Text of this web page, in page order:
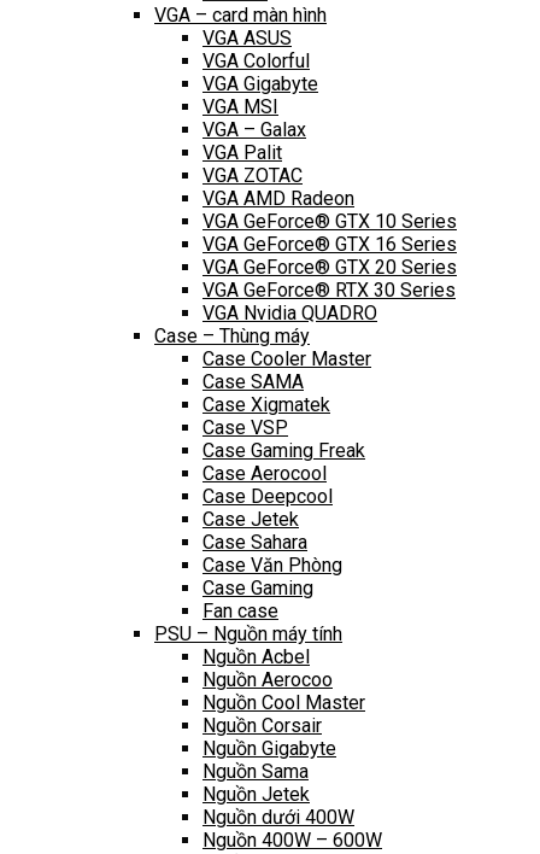
VGA – card màn hình
VGA ASUS
VGA Colorful
VGA Gigabyte
VGA MSI
VGA – Galax
VGA Palit
VGA ZOTAC
VGA AMD Radeon
VGA GeForce® GTX 10 Series
VGA GeForce® GTX 16 Series
VGA GeForce® GTX 20 Series
VGA GeForce® RTX 30 Series
VGA Nvidia QUADRO
Case – Thùng máy
Case Cooler Master
Case SAMA
Case Xigmatek
Case VSP
Case Gaming Freak
Case Aerocool
Case Deepcool
Case Jetek
Case Sahara
Case Văn Phòng
Case Gaming
Fan case
PSU – Nguồn máy tính
Nguồn Acbel
Nguồn Aerocoo
Nguồn Cool Master
Nguồn Corsair
Nguồn Gigabyte
Nguồn Sama
Nguồn Jetek
Nguồn dưới 400W
Nguồn 400W – 600W